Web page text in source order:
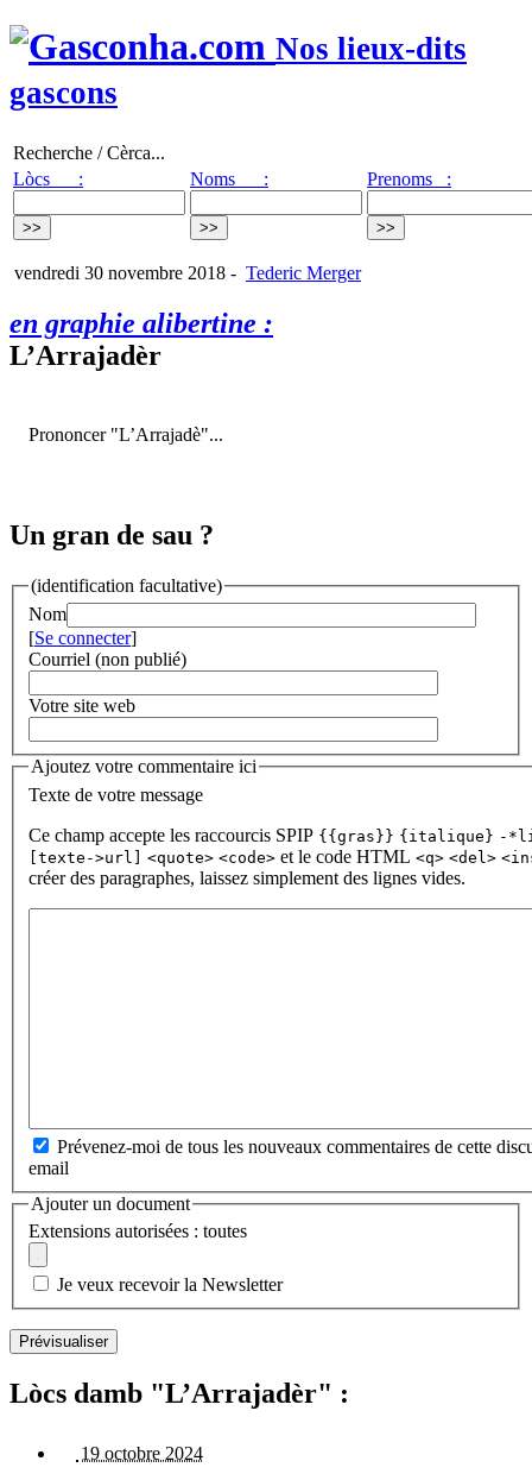
Nos lieux-dits
gascons
Recherche / Cèrca...
Lòcs :
Noms : Prenoms :
vendredi 30 novembre 2018 - Tederic Merger
en graphie alibertine :
L’Arrajadèr
Prononcer "L’Arrajadè"...
Un gran de sau ?
(identification facultative)
Nom
[Se connecter]
Courriel (non publié)
Votre site web
Ajoutez votre commentaire ici
Texte de votre message
Ce champ accepte les raccourcis SPIP {{gras}} {italique} -
[texte->url] <quote> <code> et le code HTML <q> <del>
créer des paragraphes, laissez simplement des lignes vides.
Prévenez-moi de tous les nouveaux commentaires de cette
email
Ajouter un document
Extensions autorisées : toutes
Je veux recevoir la Newsletter
Lòcs damb "L’Arrajadèr" :
19 octobre 2024